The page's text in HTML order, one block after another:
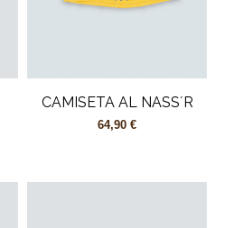
CAMISETA AL NASS´R
64,90 €